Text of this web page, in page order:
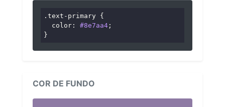
.text-primary {
color : #8e7aa4 ;
}
COR DE FUNDO